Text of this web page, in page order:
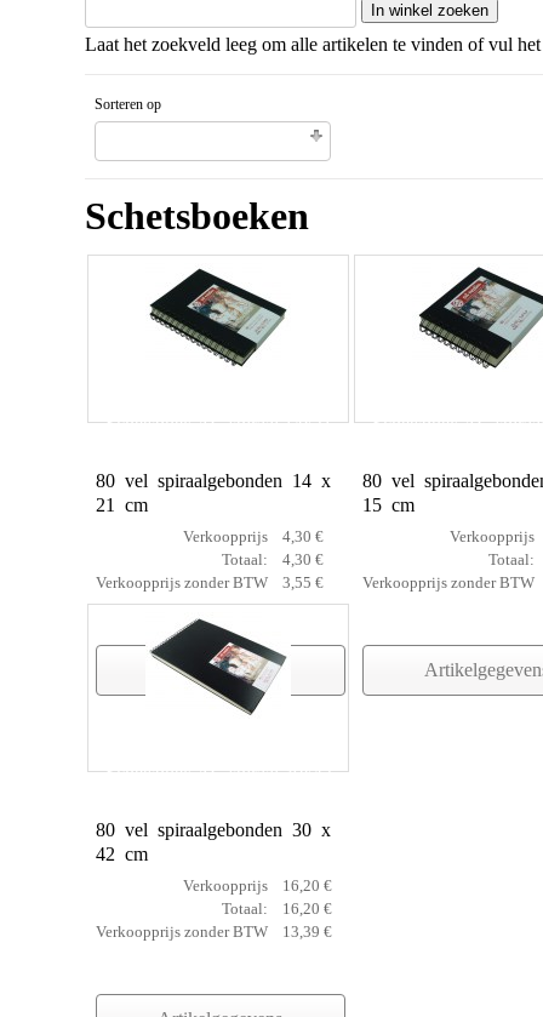
Laat het zoekveld leeg om alle artikelen te vinden of vul
Sorteren op
Schetsboeken
Schetsboek AC spiraal 14x21
80 vel spiraalgebonden 14 x
21 cm
Verkoopprijs
4,30 €
Totaal:
4,30 €
Verkoopprijs zonder BTW
3,55 €
Artikelgegevens
Schetsboek AC
80 vel
15 cm
Verkoopprijs
Totaal:
Verkoopprijs zonder BTW
Schetsboek AC spiraal 30x42
80 vel spiraalgebonden 30 x
42 cm
Verkoopprijs
16,20 €
Totaal:
16,20 €
Verkoopprijs zonder BTW
13,39 €